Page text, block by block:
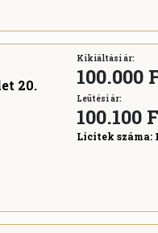
20.
Kikiáltási ár:
100.000
Leütési ár:
100.100
Licitek száma: